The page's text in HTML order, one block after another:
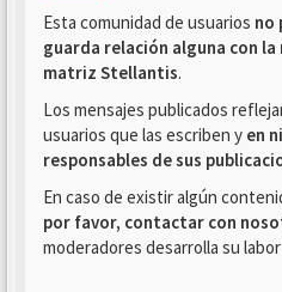
Esta comunidad de usuarios no
guarda relación alguna con
matriz Stellantis.
Los mensajes publicados
usuarios que las escriben y en
responsables de sus
En caso de existir algún
por favor, contactar con
moderadores desarrolla su